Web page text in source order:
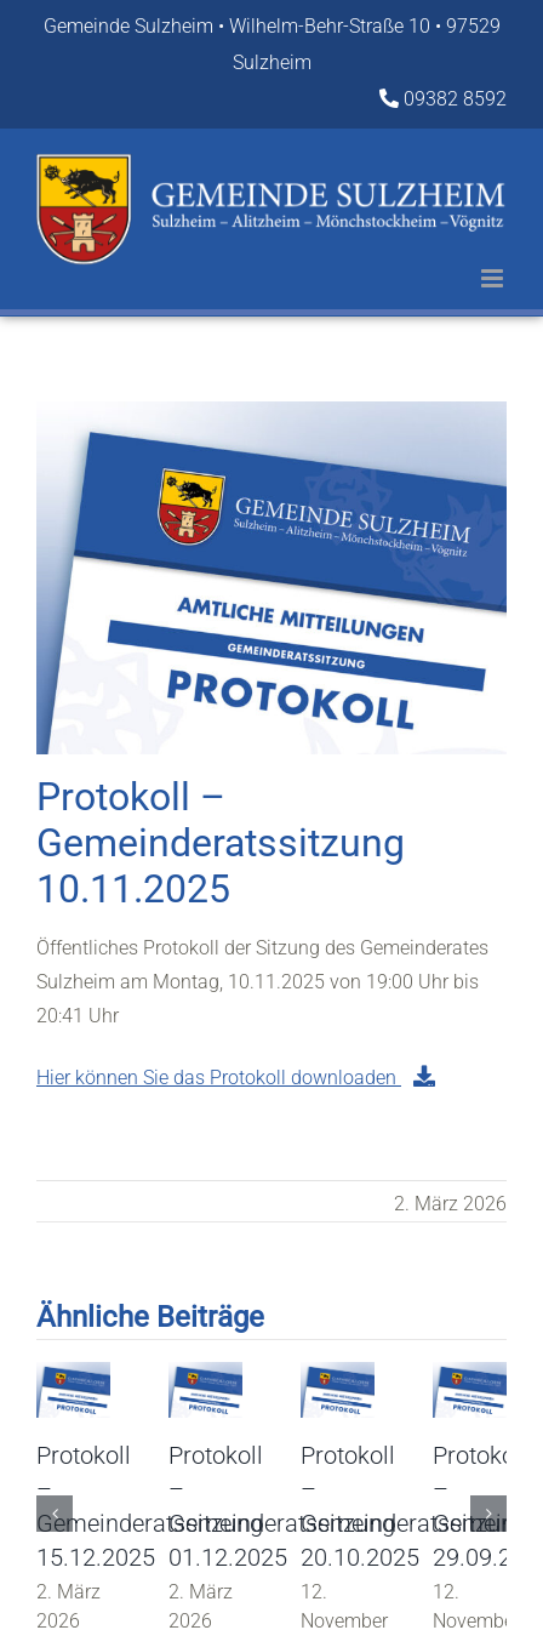
Gemeinde Sulzheim • Wilhelm-Behr-Straße 10 • 97529
Sulzheim
09382 8592
Protokoll –
Gemeinderatssitzung
10.11.2025
Öffentliches Protokoll der Sitzung des Gemeinderates
Sulzheim am Montag, 10.11.2025 von 19:00 Uhr bis
20:41 Uhr
Hier können Sie das Protokoll downloaden
2. März 2026
Ähnliche Beiträge
Protokoll
–
Gemeinderatssitzung
15.12.2025
2. März
2026
Protokoll
–
Gemeinderatssitzung
01.12.2025
2. März
2026
Protokoll
–
Gemeinderatssitzung
20.10.2025
12.
November
Protokoll
–
12.
November